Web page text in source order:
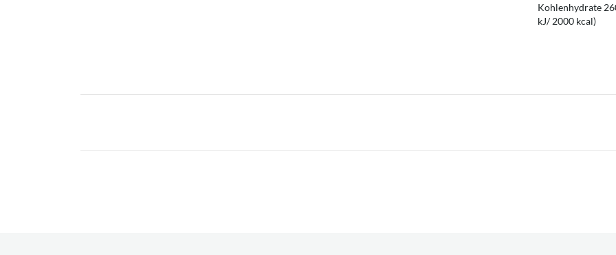
Kohlenhydrate
kJ/ 2000 kcal)